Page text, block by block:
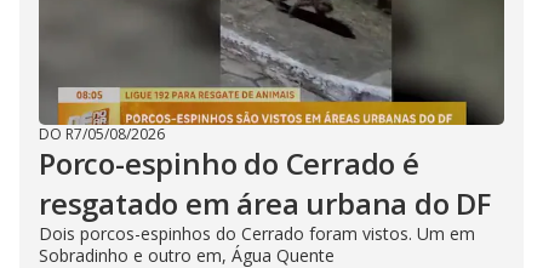
DO R7/05/08/2026
Porco-espinho do Cerrado é
resgatado em área urbana do DF
Dois porcos-espinhos do Cerrado foram vistos. Um em
Sobradinho e outro em, Água Quente